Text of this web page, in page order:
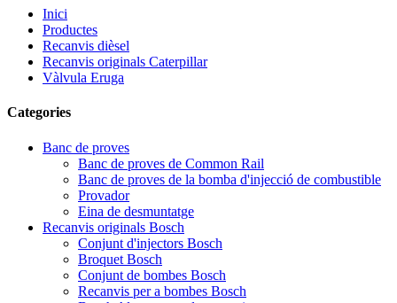
Inici
Productes
Recanvis dièsel
Recanvis originals Caterpillar
Vàlvula Eruga
Categories
Banc de proves
Banc de proves de Common Rail
Banc de proves de la bomba d'injecció de combustible
Provador
Eina de desmuntatge
Recanvis originals Bosch
Conjunt d'injectors Bosch
Broquet Bosch
Conjunt de bombes Bosch
Recanvis per a bombes Bosch